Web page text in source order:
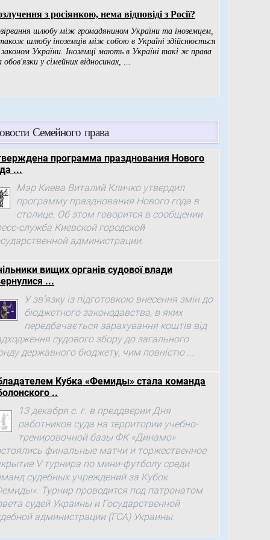
Семейного права
программа празднования Нового
...
Мэр Киева Виталий Кличко утвердил
программу празднования Нового года в
столице. Об этом говорится в сообщении
служба Киевской городской
администрации.
вищих органів судової влади
...
У зв’язку із підготовкою внесення змін до
бюджетного законодавства, в яких
передбачається зарахування коштів від
судового збору до загального
державного бюджету, чим повністю ...
Кубка «Фемиды» стала команда
..
13 декабря с. г. в преддверии Дня
работников суда на территории учебно-
тренировочной базы ФК «Динамо»
финальные матчи и торжественное
V турнира по мини-футболу среди
судебных учреждений за Кубок
Турнир проводится под патронатом
судей Украины и Государственной
администрации (ГСА) Украины.